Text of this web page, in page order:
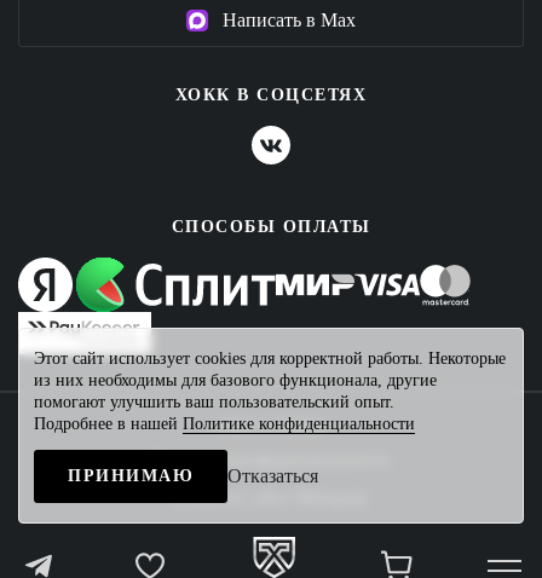
Написать в Max
ХОКК В СОЦСЕТЯХ
СПОСОБЫ ОПЛАТЫ
2026 © ХОКК
Создание сайта
Этот сайт использует cookies для корректной работы. Некоторые
из них необходимы для базового функционала, другие
помогают улучшить ваш пользовательский опыт.
Подробнее в нашей Политике конфиденциальности
ПРИНИМАЮ Отказаться